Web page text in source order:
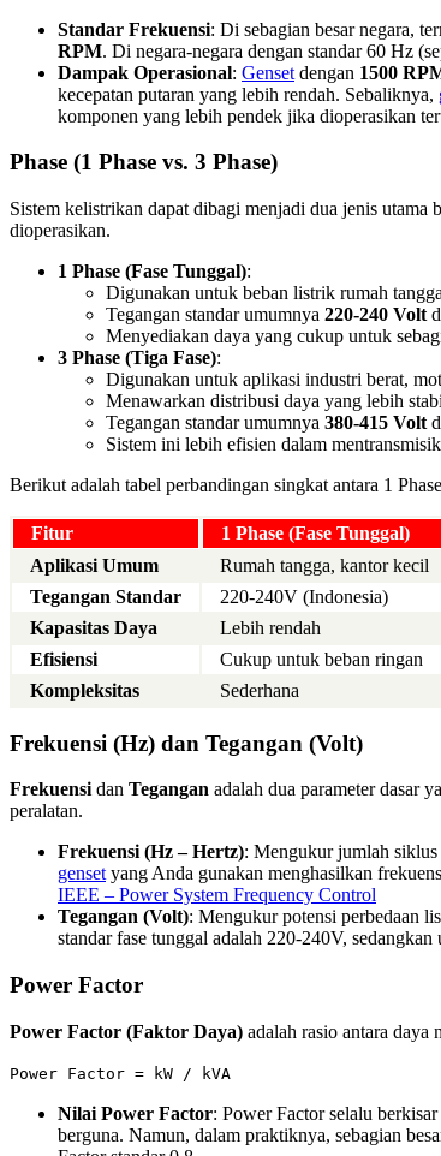
Standar Frekuensi: Di sebagian besar negara,
RPM. Di negara-negara dengan standar 60 Hz
Dampak Operasional: Genset dengan 1500
kecepatan putaran yang lebih rendah. Sebaliknya,
komponen yang lebih pendek jika dioperasikan
Phase (1 Phase vs. 3 Phase)
Sistem kelistrikan dapat dibagi menjadi dua jenis utama
dioperasikan.
1 Phase (Fase Tunggal):
Digunakan untuk beban listrik rumah
Tegangan standar umumnya 220-240 Volt
Menyediakan daya yang cukup untuk
3 Phase (Tiga Fase):
Digunakan untuk aplikasi industri berat,
Menawarkan distribusi daya yang lebih
Tegangan standar umumnya 380-415 Volt
Sistem ini lebih efisien dalam
Berikut adalah tabel perbandingan singkat antara 1
Fitur 1 Phase (Fase Tunggal)
Aplikasi Umum
Rumah tangga, kantor kecil
Tegangan Standar
220-240V (Indonesia)
Kapasitas Daya
Lebih rendah
Efisiensi
Cukup untuk beban ringan
Kompleksitas
Sederhana
Frekuensi (Hz) dan Tegangan (Volt)
Frekuensidan Tegangan adalah dua parameter dasar
peralatan.
Frekuensi (Hz – Hertz): Mengukur jumlah
gensetyang Anda gunakan menghasilkan
IEEE – Power System Frequency Control
Tegangan (Volt): Mengukur potensi perbedaan
standar fase tunggal adalah 220-240V,
Power Factor
Power Factor (Faktor Daya) adalah rasio antara
Power Factor = kW / kVA
Nilai Power Factor: Power Factor selalu
berguna. Namun, dalam praktiknya, sebagian